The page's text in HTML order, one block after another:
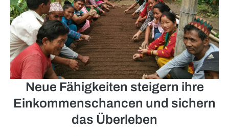
Neue Fähigkeiten steigern ihre
Einkommenschancen und sichern
das Überleben